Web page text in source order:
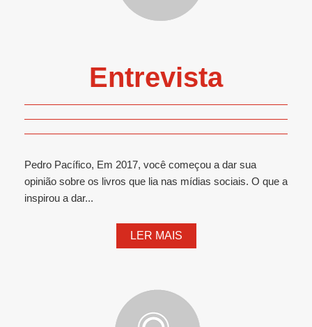
Entrevista
Pedro Pacífico, Em 2017, você começou a dar sua
opinião sobre os livros que lia nas mídias sociais. O que a
inspirou a dar...
LER MAIS